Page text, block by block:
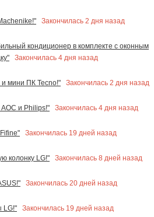
Закончилась 2 дня назад
кондиционер в комплекте с оконным
Закончилась 4 дня назад
и мини ПК Tecno!"
Закончилась 2 дня назад
и Philips!"
Закончилась 4 дня назад
Закончилась 19 дней назад
колонку LG!"
Закончилась 8 дней назад
Закончилась 20 дней назад
LG!"
Закончилась 19 дней назад